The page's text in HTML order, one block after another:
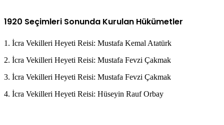
1920 Seçimleri Sonunda Kurulan Hükümetler
1. İcra Vekilleri Heyeti Reisi: Mustafa Kemal Atatürk
2. İcra Vekilleri Heyeti Reisi: Mustafa Fevzi Çakmak
3. İcra Vekilleri Heyeti Reisi: Mustafa Fevzi Çakmak
4. İcra Vekilleri Heyeti Reisi: Hüseyin Rauf Orbay